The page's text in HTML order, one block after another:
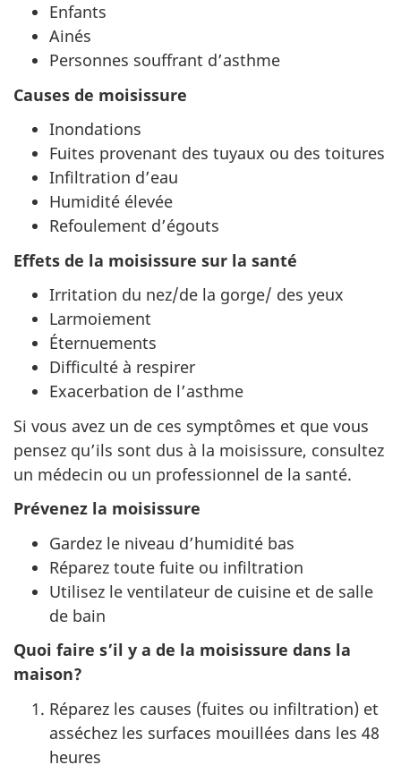
Enfants
Ainés
Personnes souffrant d’asthme
Causes de moisissure
Inondations
Fuites provenant des tuyaux ou des toitures
Infiltration d’eau
Humidité élevée
Refoulement d’égouts
Effets de la moisissure sur la santé
Irritation du nez/de la gorge/ des yeux
Larmoiement
Éternuements
Difficulté à respirer
Exacerbation de l’asthme
Si vous avez un de ces symptômes et que vous
pensez qu’ils sont dus à la moisissure, consultez
un médecin ou un professionnel de la santé.
Prévenez la moisissure
Gardez le niveau d’humidité bas
Réparez toute fuite ou infiltration
Utilisez le ventilateur de cuisine et de salle
de bain
Quoi faire s’il y a de la moisissure dans la
maison?
Réparez les causes (fuites ou infiltration) et
asséchez les surfaces mouillées dans les 48
heures